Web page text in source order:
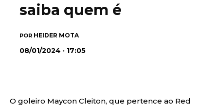
saiba quem é
POR HEIDER MOTA
08/01/2024 · 17:05
O goleiro Maycon Cleiton, que pertence ao Red